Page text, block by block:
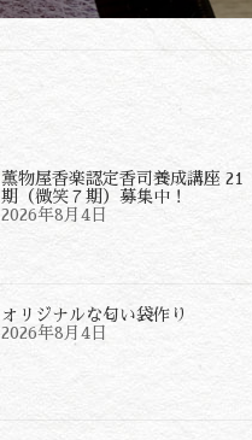
薫物屋香楽認定香司養成講座 21
期（微笑７期）募集中！
2026年8月4日
オリジナルな匂い袋作り
2026年8月4日